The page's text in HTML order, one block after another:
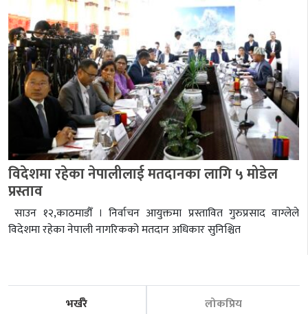
विदेशमा रहेका नेपालीलाई मतदानका लागि ५ मोडेल
प्रस्ताव
साउन १२,काठमाडौँ । निर्वाचन आयुक्तमा प्रस्तावित गुरुप्रसाद वाग्लेले
विदेशमा रहेका नेपाली नागरिकको मतदान अधिकार सुनिश्चित
भर्खरै लोकप्रिय